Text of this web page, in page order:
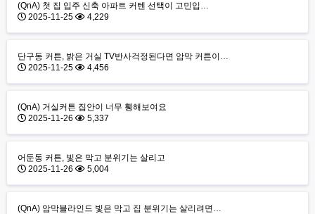
(QnA) 첫 집 입주 신축 아파트 커텐 선택이 고민입…
2025-11-25
4,229
단구동 커튼, 밝은 거실 TV반사걱정된다면 암막 커튼이…
2025-11-25
4,456
(QnA) 거실커튼 집안이 너무 휑해보여요
2025-11-26
5,337
어둔동 커튼, 빛은 막고 분위기는 살리고
2025-11-26
5,004
(QnA) 암막블라인드 빛은 막고 집 분위기는 살리려면…